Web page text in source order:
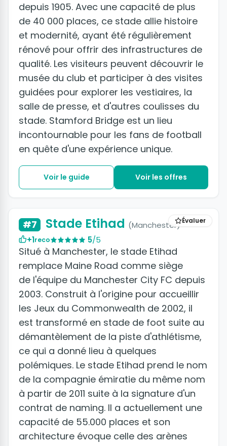
depuis 1905. Avec une capacité de plus
de 40 000 places, ce stade allie histoire
et modernité, ayant été régulièrement
rénové pour offrir des infrastructures de
qualité. Les visiteurs peuvent découvrir le
musée du club et participer à des visites
guidées pour explorer les vestiaires, la
salle de presse, et d'autres coulisses du
stade. Stamford Bridge est un lieu
incontournable pour les fans de football
en quête d'une expérience unique.
Voir le guide Voir les offres
Évaluer
#7 Stade Etihad (Manchester)
+1reco 5/5
Situé à Manchester, le stade Etihad
remplace Maine Road comme siège
de l'équipe du Manchester City FC depuis
2003. Construit à l'origine pour accueillir
les Jeux du Commonwealth de 2002, il
est transformé en stade de foot suite au
démantèlement de la piste d'athlétisme,
ce qui a donné lieu à quelques
polémiques. Le stade Etihad prend le nom
de la compagnie émiratie du même nom
à partir de 2011 suite à la signature d'un
contrat de naming. Il a actuellement une
capacité de 55.000 places et son
architecture évoque celle des arènes